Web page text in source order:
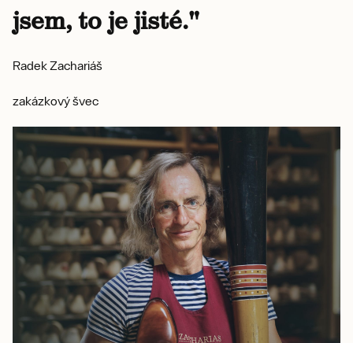
jsem, to je jisté."
Radek Zachariáš
zakázkový švec